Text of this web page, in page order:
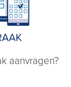
aanvragen?